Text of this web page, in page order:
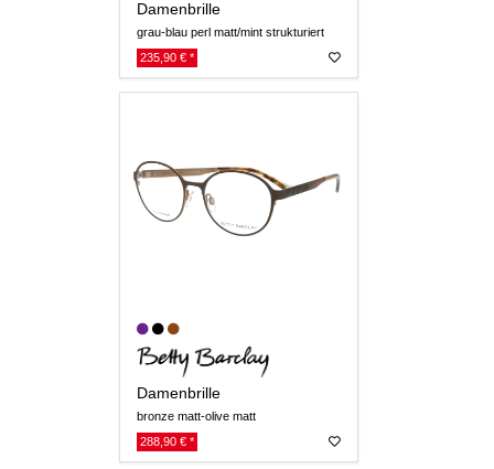
Damenbrille
grau-blau perl matt/mint strukturiert
235,90 € *
Damenbrille
bronze matt-olive matt
288,90 € *